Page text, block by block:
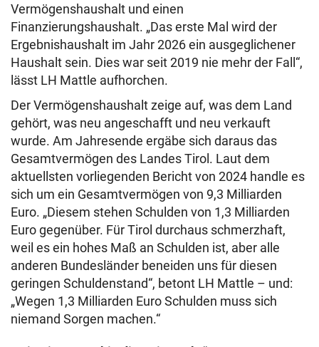
Vermögenshaushalt und einen
Finanzierungshaushalt. „Das erste Mal wird der
Ergebnishaushalt im Jahr 2026 ein ausgeglichener
Haushalt sein. Dies war seit 2019 nie mehr der Fall“,
lässt LH Mattle aufhorchen.
Der Vermögenshaushalt zeige auf, was dem Land
gehört, was neu angeschafft und neu verkauft
wurde. Am Jahresende ergäbe sich daraus das
Gesamtvermögen des Landes Tirol. Laut dem
aktuellsten vorliegenden Bericht von 2024 handle es
sich um ein Gesamtvermögen von 9,3 Milliarden
Euro. „Diesem stehen Schulden von 1,3 Milliarden
Euro gegenüber. Für Tirol durchaus schmerzhaft,
weil es ein hohes Maß an Schulden ist, aber alle
anderen Bundesländer beneiden uns für diesen
geringen Schuldenstand“, betont LH Mattle – und:
„Wegen 1,3 Milliarden Euro Schulden muss sich
niemand Sorgen machen.“